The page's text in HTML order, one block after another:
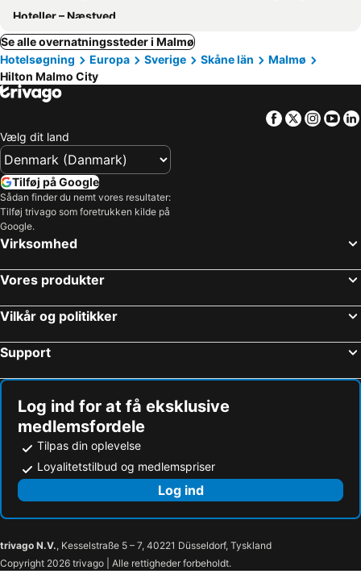
Hoteller – Næstved
Se alle overnatningssteder i Malmø
Hotelsøgning
Europa Sverige Skåne län
Malmø
Hilton Malmo City
Facebook
Twitter
Vælg dit land
Tilføj på Google
Sådan finder du nemt vores resultater:
Tilføj trivago som foretrukken kilde på
Google.
Virksomhed
Vores produkter
Vilkår og politikker
Support
Log ind for at få eksklusive
medlemsfordele
Tilpas din oplevelse
Loyalitetstilbud og medlemspriser
Log ind
trivago N.V., Kesselstraße 5 – 7, 40221 Düsseldorf, Tyskland
Copyright 2026 trivago | Alle rettigheder forbeholdt.